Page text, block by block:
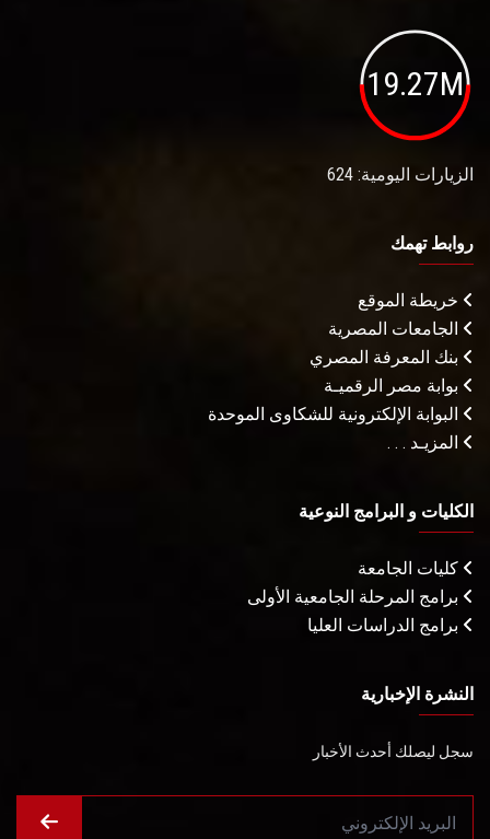
19.27M
الزيارات اليومية: 624
روابط تهمك
خريطة الموقع
الجامعات المصرية
بنك المعرفة المصري
بوابة مصر الرقميـة
البوابة الإلكترونية للشكاوى الموحدة
المزيـد . . .
الكليات و البرامج النوعية
كليات الجامعة
برامج المرحلة الجامعية الأولى
برامج الدراسات العليا
النشرة الإخبارية
سجل ليصلك أحدث الأخبار